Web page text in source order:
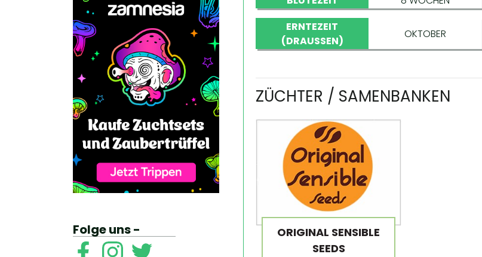
Folge uns -
ERNTEZEIT
(DRAUSSEN)
OKTOBER
ZÜCHTER / SAMENBANKEN
ORIGINAL SENSIBLE
SEEDS